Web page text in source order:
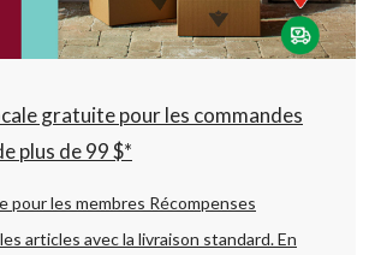
à
22:00
changer
gratuite pour les commandes
plus de 99 $*
pour les membres Récompenses
articles avec la livraison standard.En